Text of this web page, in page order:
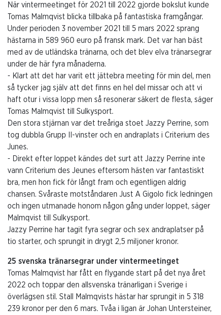
När vintermeetinget för 2021 till 2022 gjorde bokslut kunde
Tomas Malmqvist blicka tillbaka på fantastiska framgångar.
Under perioden 3 november 2021 till 5 mars 2022 sprang
hästarna in 589 960 euro på fransk mark. Det var han bäst
med av de utländska tränarna, och det blev elva tränarsegrar
under de här fyra månaderna.
- Klart att det har varit ett jättebra meeting för min del, men
så tycker jag själv att det finns en hel del missar och att vi
haft otur i vissa lopp men så resonerar säkert de flesta, säger
Tomas Malmqvist till Sulkysport.
Den stora stjärnan var det treåriga stoet Jazzy Perrine, som
tog dubbla Grupp II-vinster och en andraplats i Criterium des
Junes.
- Direkt efter loppet kändes det surt att Jazzy Perrine inte
vann Criterium des Jeunes eftersom hästen var fantastiskt
bra, men hon fick för långt fram och egentligen aldrig
chansen. Svåraste motståndaren Just A Gigolo fick ledningen
och ingen utmanade honom någon gång under loppet, säger
Malmqvist till Sulkysport.
Jazzy Perrine har tagit fyra segrar och sex andraplatser på
tio starter, och sprungit in drygt 2,5 miljoner kronor.
25 svenska tränarsegrar under vintermeetinget
Tomas Malmqvist har fått en flygande start på det nya året
2022 och toppar den allsvenska tränarligan i Sverige i
överlägsen stil. Stall Malmqvists hästar har sprungit in 5 318
239 kronor per den 6 mars. Tvåa i ligan är Johan Untersteiner,